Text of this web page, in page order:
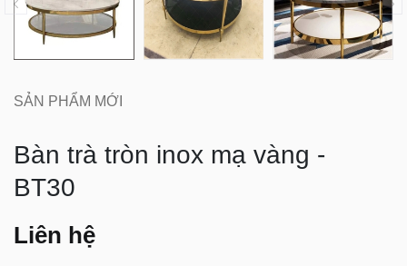
SẢN PHẨM MỚI
Bàn trà tròn inox mạ vàng -
BT30
Liên hệ